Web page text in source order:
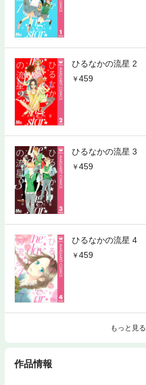
ひるなかの流星 2
459
ひるなかの流星 3
459
ひるなかの流星 4
459
もっと見る
作品情報